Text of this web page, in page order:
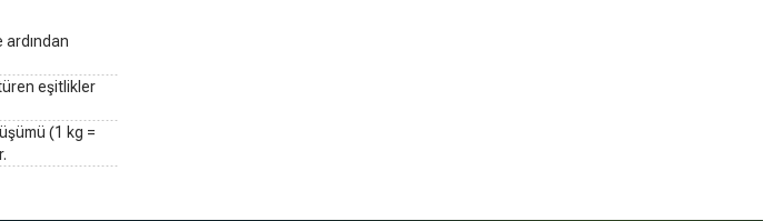
eşitlikler
(1 kg =